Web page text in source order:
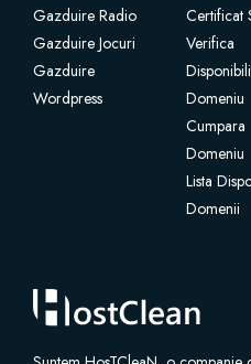
VPN
Înregistrare domeniu nou
Gazduire Radio
Gazduire Jocuri
Gazduire
Wordpress
Certificat
Verifica
Domeniu
Cumpara
Domeniu
Lista
Domenii